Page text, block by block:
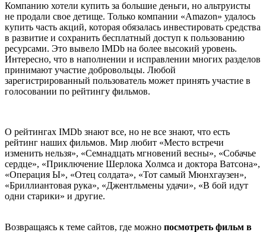
Компанию хотели купить за большие деньги, но альтруисты
не продали свое детище. Только компании «Amazon» удалось
купить часть акций, которая обязалась инвестировать средства
в развитие и сохранить бесплатный доступ к пользованию
ресурсами. Это вывело IMDb на более высокий уровень.
Интересно, что в наполнении и исправлении многих разделов
принимают участие добровольцы. Любой
зарегистрированный пользователь может принять участие в
голосовании по рейтингу фильмов.
О рейтингах IMDb знают все, но не все знают, что есть
рейтинг наших фильмов. Мир любит «Место встречи
изменить нельзя», «Семнадцать мгновений весны», «Собачье
сердце», «Приключение Шерлока Холмса и доктора Ватсона»,
«Операция Ы», «Отец солдата», «Тот самый Мюнхгаузен»,
«Бриллиантовая рука», «Джентльмены удачи», «В бой идут
одни старики» и другие.
Возвращаясь к теме сайтов, где можно посмотреть фильм в